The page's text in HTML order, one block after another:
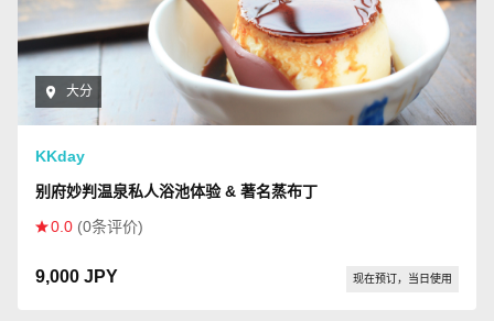
大分
KKday
别府妙判温泉私人浴池体验 & 著名蒸布丁
0.0 (0条评价)
9,000 JPY 现在预订，当日使用